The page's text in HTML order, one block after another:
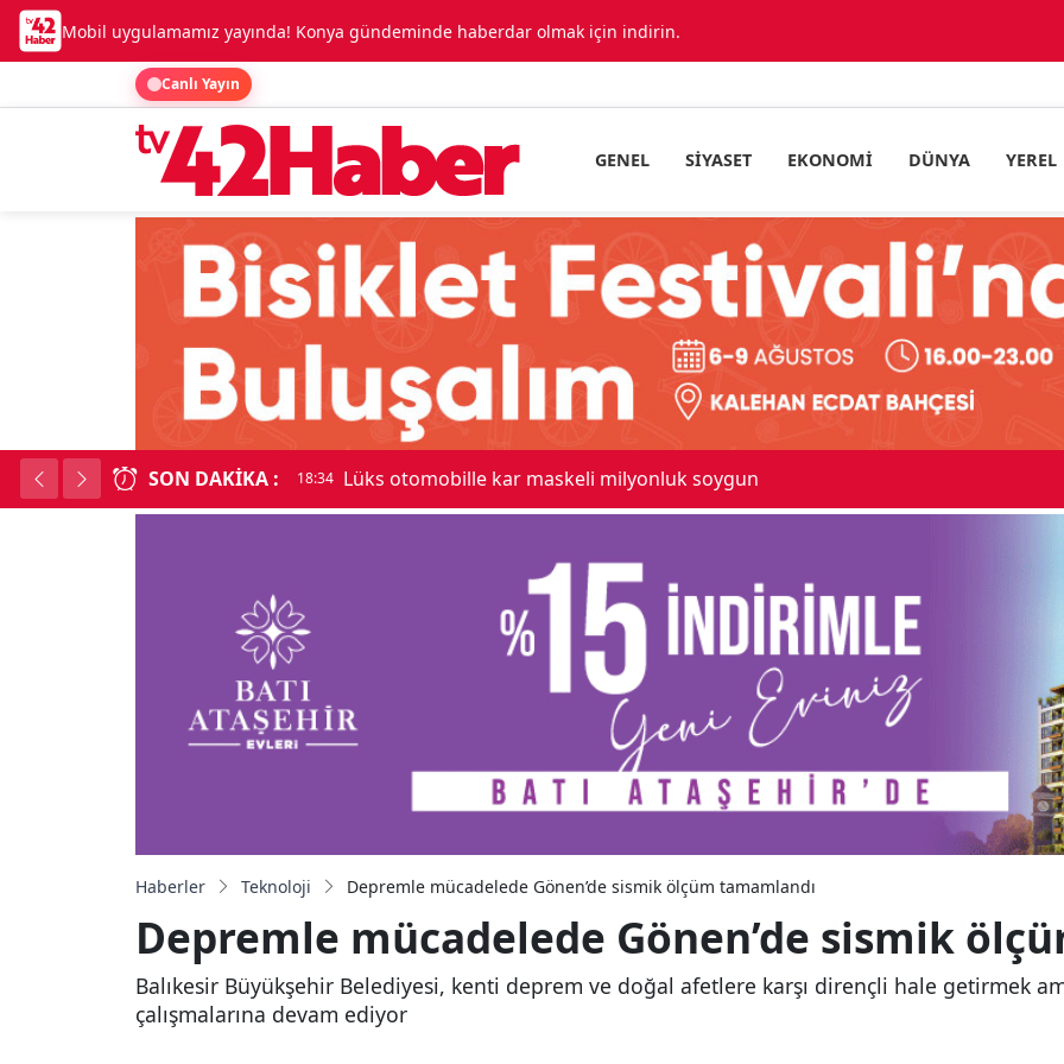
Mobil uygulamamız yayında! Konya gündeminde haberdar olmak için indirin.
Canlı Yayın
GENEL SIYASET EKONOMI DÜNYA YEREL
SON DAKIKA : 18:34 Lüks otomobille kar maskeli milyonluk soygun
Haberler Teknoloji Depremle mücadelede Gönen’de sismik ölçüm tamamlandı
Depremle mücadelede Gönen’de sismik
Balıkesir Büyükşehir Belediyesi, kenti deprem ve doğal afetlere karşı dirençli hale getirmek
çalışmalarına devam ediyor